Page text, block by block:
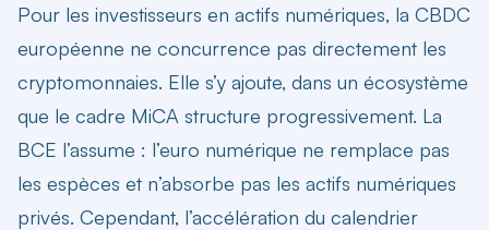
Pour les investisseurs en actifs numériques, la CBDC
européenne ne concurrence pas directement les
cryptomonnaies. Elle s’y ajoute, dans un écosystème
que le cadre MiCA structure progressivement. La
BCE l’assume : l’euro numérique ne remplace pas
les espèces et n’absorbe pas les actifs numériques
privés. Cependant, l’accélération du calendrier